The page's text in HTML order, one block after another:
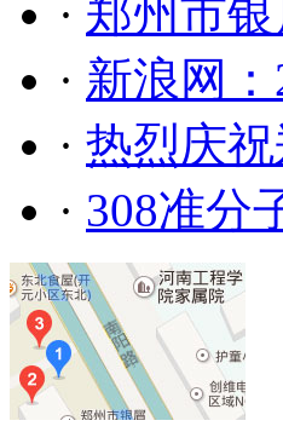
· 郑州市
· 新浪网
· 热烈庆
· 308准分